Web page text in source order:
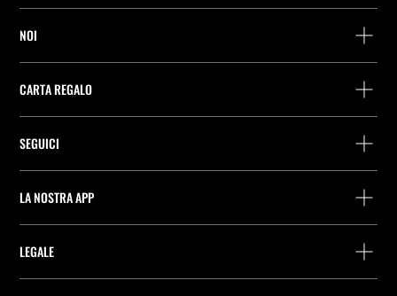
Rintraccia il tuo ordine
Ricerca dei punti di consegna
Preferenze per i cookie
NOI
Società
Company Profile
CARTA REGALO
Acquisto Carta Regalo
SEGUICI
LA NOSTRA APP
LEGALE